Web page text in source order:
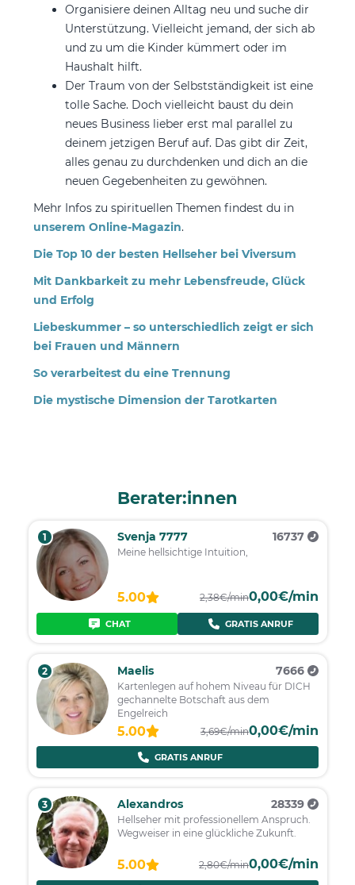
Organisiere deinen Alltag neu und suche dir
Unterstützung. Vielleicht jemand, der sich ab
und zu um die Kinder kümmert oder im
Haushalt hilft.
Der Traum von der Selbstständigkeit ist eine
tolle Sache. Doch vielleicht baust du dein
neues Business lieber erst mal parallel zu
deinem jetzigen Beruf auf. Das gibt dir Zeit,
alles genau zu durchdenken und dich an die
neuen Gegebenheiten zu gewöhnen.
Mehr Infos zu spirituellen Themen findest du in
unserem Online-Magazin.
Die Top 10 der besten Hellseher bei Viversum
Mit Dankbarkeit zu mehr Lebensfreude, Glück
und Erfolg
Liebeskummer – so unterschiedlich zeigt er sich
bei Frauen und Männern
So verarbeitest du eine Trennung
Die mystische Dimension der Tarotkarten
Berater:innen
1 Svenja 7777 16737
Meine hellsichtige Intuition,
5.00 2,38€/min0,00€/min
CHAT GRATIS ANRUF
2 Maelis 7666
Kartenlegen auf hohem Niveau für DICH
gechannelte Botschaft aus dem
Engelreich
5.00 3,69€/min0,00€/min
GRATIS ANRUF
3 Alexandros 28339
Hellseher mit professionellem Anspruch.
Wegweiser in eine glückliche Zukunft.
5.00 2,80€/min0,00€/min